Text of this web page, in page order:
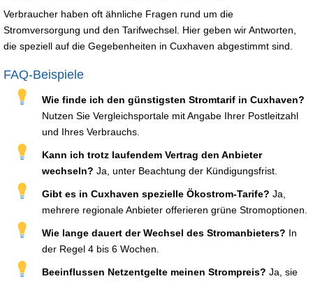
Verbraucher haben oft ähnliche Fragen rund um die
Stromversorgung und den Tarifwechsel. Hier geben wir Antworten,
die speziell auf die Gegebenheiten in Cuxhaven abgestimmt sind.
FAQ-Beispiele
Wie finde ich den günstigsten Stromtarif in Cuxhaven?
Nutzen Sie Vergleichsportale mit Angabe Ihrer Postleitzahl
und Ihres Verbrauchs.
Kann ich trotz laufendem Vertrag den Anbieter
wechseln? Ja, unter Beachtung der Kündigungsfrist.
Gibt es in Cuxhaven spezielle Ökostrom-Tarife? Ja,
mehrere regionale Anbieter offerieren grüne Stromoptionen.
Wie lange dauert der Wechsel des Stromanbieters? In
der Regel 4 bis 6 Wochen.
Beeinflussen Netzentgelte meinen Strompreis? Ja, sie